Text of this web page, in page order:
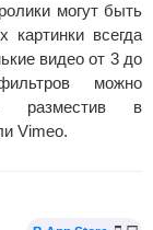
могут быть
картинки всегда
видео от 3 до
можно
разместив в
Vimeo.